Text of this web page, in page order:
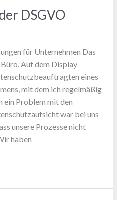
DSGVO
für Unternehmen Das
Auf dem Display
eines
mit dem ich regelmäßig
ein Problem mit den
war bei uns
unsere Prozesse nicht
haben